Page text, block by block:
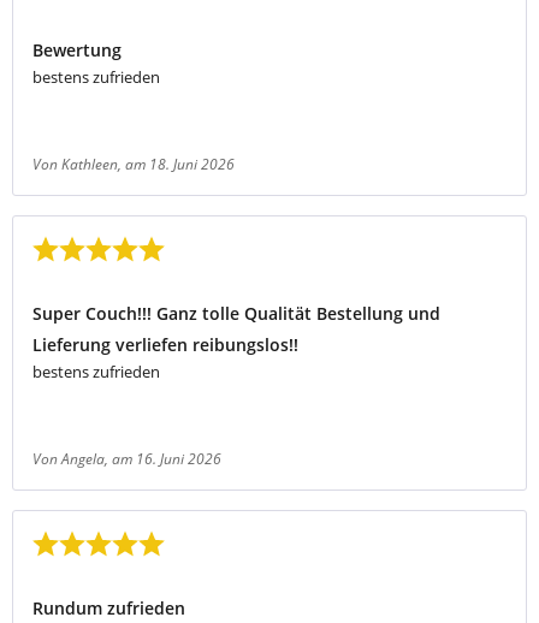
Bewertung
bestens zufrieden
Von Kathleen, am 18. Juni 2026
Super Couch!!! Ganz tolle Qualität Bestellung und
Lieferung verliefen reibungslos!!
bestens zufrieden
Von Angela, am 16. Juni 2026
Rundum zufrieden